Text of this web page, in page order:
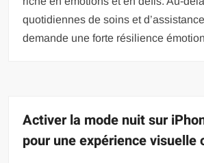
quotidiennes de soins et
demande une forte résilience
Activer la mode nuit sur
pour une expérience visuelle